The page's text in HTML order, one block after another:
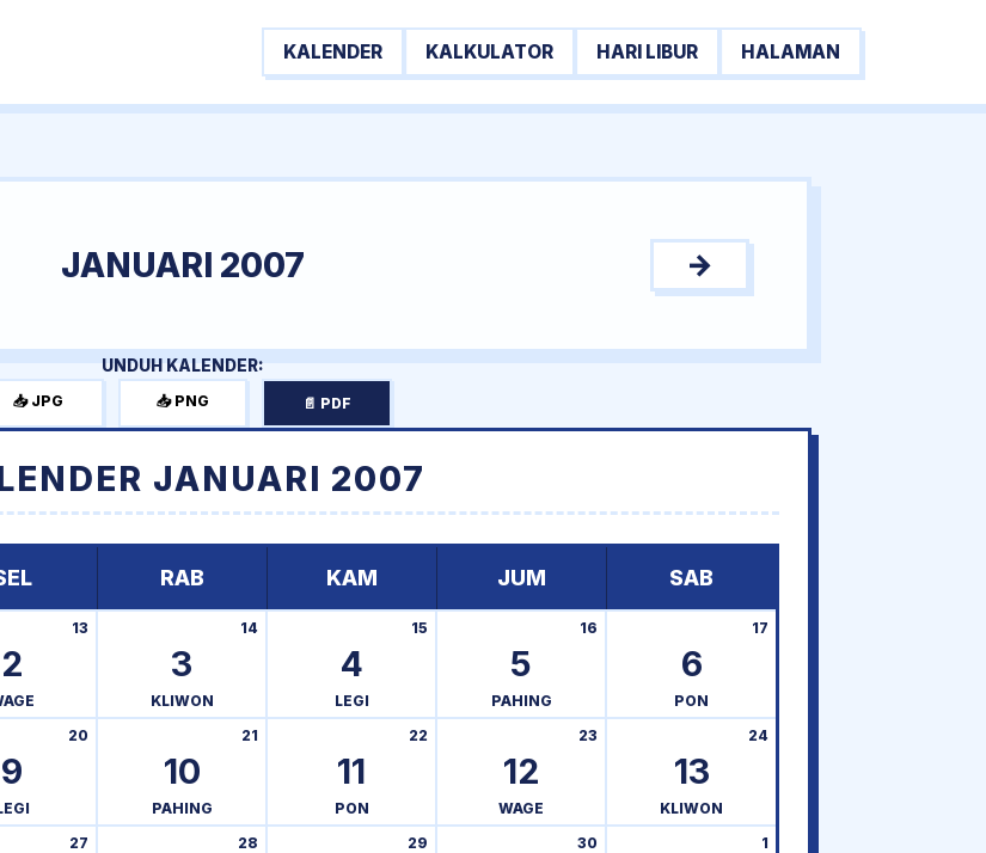
KALENDER KALKULATOR HARI LIBUR HALAMAN
JANUARI 2007 →
UNDUH KALENDER:
📥 JPG 📥 PNG 📄 PDF
JANUARI 2007
RAB KAM JUM SAB
2
13
3
14
KLIWON
4
15
LEGI
5
16
PAHING
6
17
PON
9
20
10
21
PAHING
11
22
PON
12
23
WAGE
13
24
KLIWON
27 28 29 30 1